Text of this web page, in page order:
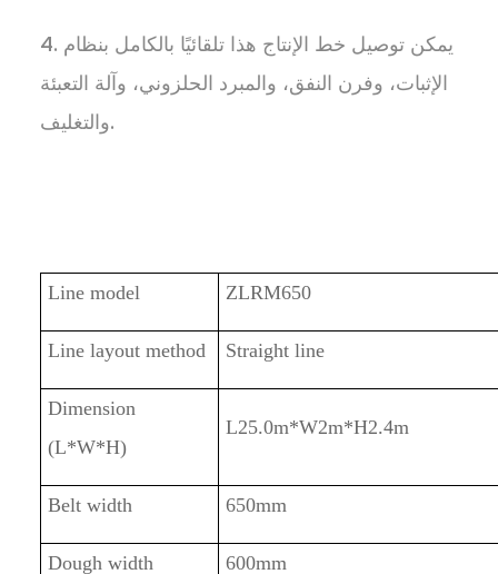
4. يمكن توصيل خط الإنتاج هذا تلقائيًا بالكامل بنظام
الإثبات، وفرن النفق، والمبرد الحلزوني، وآلة التعبئة
والتغليف.
Line model ZLRM650
Line layout method Straight line
Dimension
(L*W*H)
L25.0m*W2m*H2.4m
Belt width 650mm
Dough width 600mm